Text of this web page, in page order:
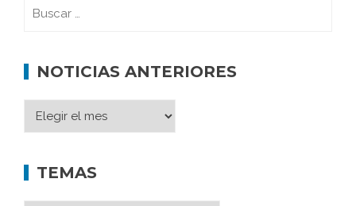
NOTICIAS ANTERIORES
TEMAS